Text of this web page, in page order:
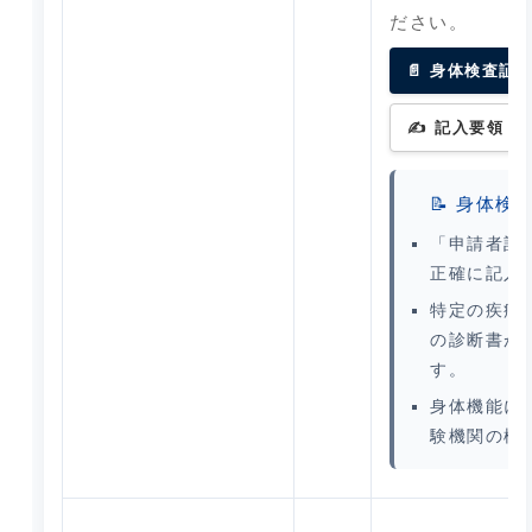
ださい。
📄 身体検査証
✍ 記入要領（
📝 身体検
「申請者
正確に記入
特定の疾病
の診断書が
す。
身体機能に
験機関の検